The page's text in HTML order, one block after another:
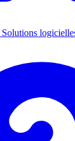
Solutions